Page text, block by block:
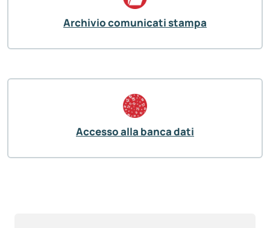
Archivio comunicati stampa
Accesso alla banca dati